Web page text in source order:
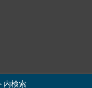
内検索